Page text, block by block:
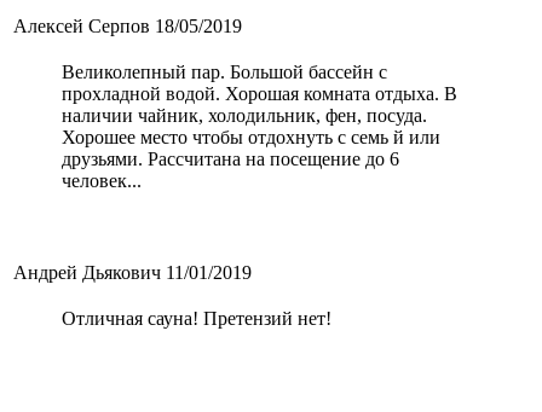
Алексей Серпов 18/05/2019
Великолепный пар. Большой бассейн с
прохладной водой. Хорошая комната отдыха. В
наличии чайник, холодильник, фен, посуда.
Хорошее место чтобы отдохнуть с семь й или
друзьями. Рассчитана на посещение до 6
человек...
Андрей Дьякович 11/01/2019
Отличная сауна! Претензий нет!